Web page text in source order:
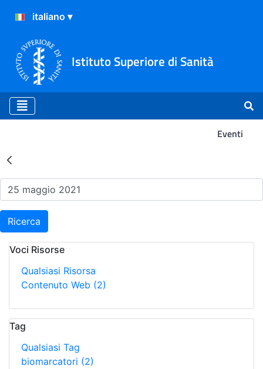
Istituto Superiore di Sanità
Eventi
Risultati della Ricerca -
Ricerca
Voci Risorse
Qualsiasi Risorsa
Contenuto Web (2)
Tag
Qualsiasi Tag
biomarcatori (2)